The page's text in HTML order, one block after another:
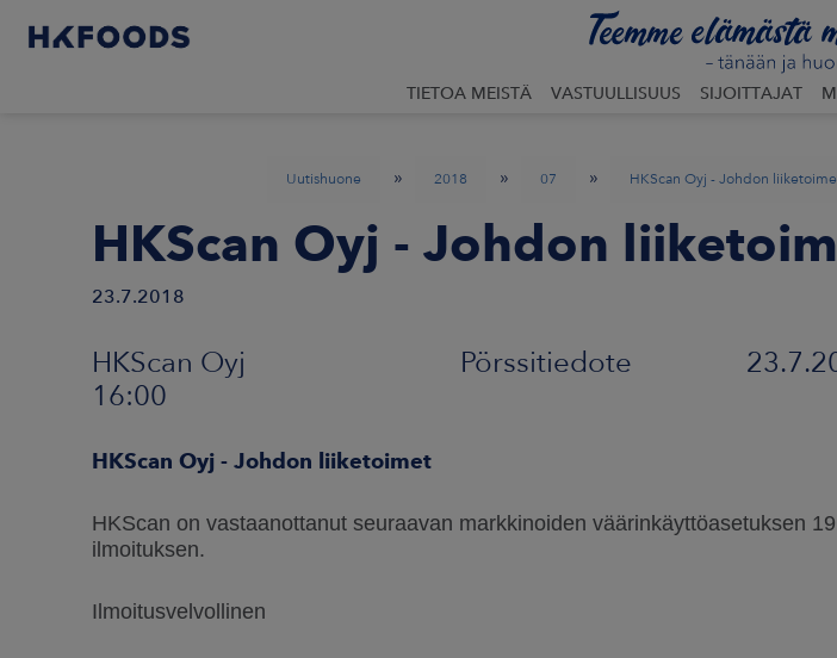
TIETOA MEISTÄ VASTUULLISUUS SIJOITTAJAT
Uutishuone » 2018 » 07 » HKScan Oyj - Johdon
HKScan Oyj - Johdon
23.7.2018
HKScan Oyj Pörssitiedote
16:00
HKScan Oyj - Johdon liiketoimet
HKScan on vastaanottanut seuraavan markkinoiden väärinkäyttöasetuksen
ilmoituksen.
Ilmoitusvelvollinen